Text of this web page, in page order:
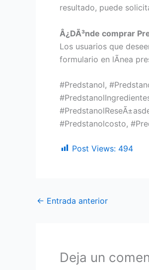
resultado, puede
Â¿DÃ³nde comprar
Los usuarios que
formulario en lÃ­nea
#Predstanol,
#Predstanolcosto,
Post Views: 494
← Entrada anterior
Deja un